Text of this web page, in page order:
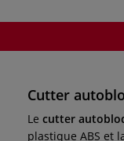
Cutter
Le cutter
plastique ABS et